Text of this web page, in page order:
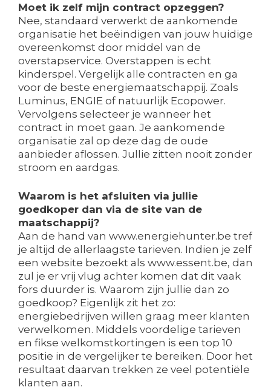
Moet ik zelf mijn contract opzeggen?
Nee, standaard verwerkt de aankomende
organisatie het beëindigen van jouw huidige
overeenkomst door middel van de
overstapservice. Overstappen is echt
kinderspel. Vergelijk alle contracten en ga
voor de beste energiemaatschappij. Zoals
Luminus, ENGIE of natuurlijk Ecopower.
Vervolgens selecteer je wanneer het
contract in moet gaan. Je aankomende
organisatie zal op deze dag de oude
aanbieder aflossen. Jullie zitten nooit zonder
stroom en aardgas.
Waarom is het afsluiten via jullie
goedkoper dan via de site van de
maatschappij?
Aan de hand van www.energiehunter.be tref
je altijd de allerlaagste tarieven. Indien je zelf
een website bezoekt als www.essent.be, dan
zul je er vrij vlug achter komen dat dit vaak
fors duurder is. Waarom zijn jullie dan zo
goedkoop? Eigenlijk zit het zo:
energiebedrijven willen graag meer klanten
verwelkomen. Middels voordelige tarieven
en fikse welkomstkortingen is een top 10
positie in de vergelijker te bereiken. Door het
resultaat daarvan trekken ze veel potentiële
klanten aan.